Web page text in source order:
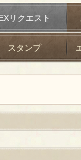
リクエスト
スタンプ